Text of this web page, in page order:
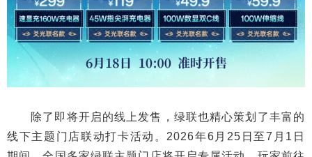
除了即将开启的线上发售，绿联也精心策划了丰富的
线下主题门店联动打卡活动。2026年6月25日至7月1日